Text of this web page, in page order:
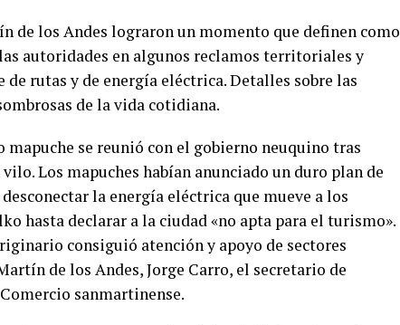
de los Andes lograron un momento que definen como
autoridades en algunos reclamos territoriales y
rutas y de energía eléctrica. Detalles sobre las
de la vida cotidiana.
mapuche se reunió con el gobierno neuquino tras
Los mapuches habían anunciado un duro plan de
la energía eléctrica que mueve a los
hasta declarar a la ciudad «no apta para el turismo».
consiguió atención y apoyo de sectores
de los Andes, Jorge Carro, el secretario de
sanmartinense.